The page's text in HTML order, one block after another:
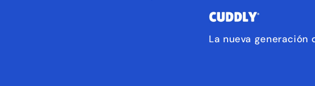
La nueva generación